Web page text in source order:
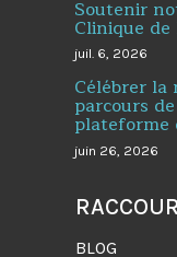
Soutenir
Clinique
juil. 6, 2026
Célébrer la
parcours
plateforme
juin 26, 2026
BLOG